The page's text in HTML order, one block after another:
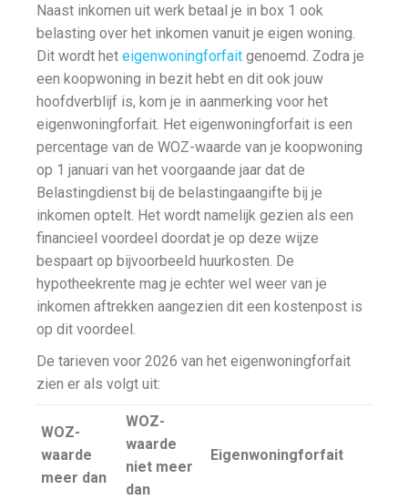
Naast inkomen uit werk betaal je in box 1 ook
belasting over het inkomen vanuit je eigen woning.
Dit wordt het eigenwoningforfait genoemd. Zodra je
een koopwoning in bezit hebt en dit ook jouw
hoofdverblijf is, kom je in aanmerking voor het
eigenwoningforfait. Het eigenwoningforfait is een
percentage van de WOZ-waarde van je koopwoning
op 1 januari van het voorgaande jaar dat de
Belastingdienst bij de belastingaangifte bij je
inkomen optelt. Het wordt namelijk gezien als een
financieel voordeel doordat je op deze wijze
bespaart op bijvoorbeeld huurkosten. De
hypotheekrente mag je echter wel weer van je
inkomen aftrekken aangezien dit een kostenpost is
op dit voordeel.
De tarieven voor 2026 van het eigenwoningforfait
zien er als volgt uit:
WOZ-
waarde
meer dan
WOZ-
waarde
niet meer
dan
Eigenwoningforfait